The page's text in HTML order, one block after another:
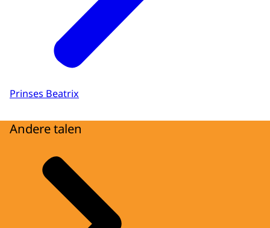
Prinses Beatrix
Andere talen